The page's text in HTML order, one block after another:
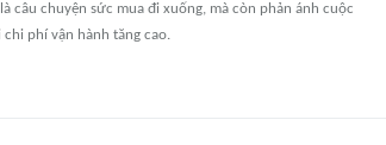
câu chuyện sức mua đi xuống, mà còn phản ánh cuộc
phí vận hành tăng cao.